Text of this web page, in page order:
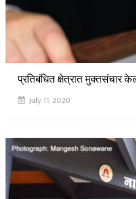
प्रतिबंधित क्षेत्रात मुक्तसंचार
July 11, 2020